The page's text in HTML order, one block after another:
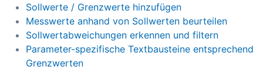
Sollwerte / Grenzwerte hinzufügen
Messwerte anhand von Sollwerten beurteilen
Sollwertabweichungen erkennen und filtern
Parameter-spezifische Textbausteine entsprechend
Grenzwerten